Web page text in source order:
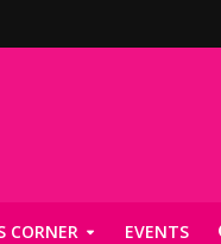
CORNER EVENTS